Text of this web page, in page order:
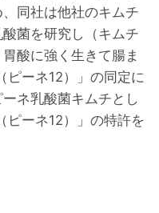
同社は他社のキムチ
菌を研究し（キムチ
酸に強く生きて腸ま
ピーネ12）」の同定に
ネ乳酸菌キムチとし
ピーネ12）」の特許を